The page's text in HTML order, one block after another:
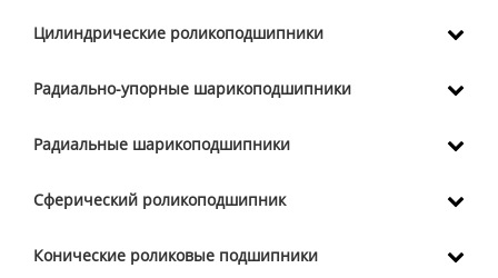
Цилиндрические роликоподшипники
Радиально-упорные шарикоподшипники
Радиальные шарикоподшипники
Сферический роликоподшипник
Конические роликовые подшипники